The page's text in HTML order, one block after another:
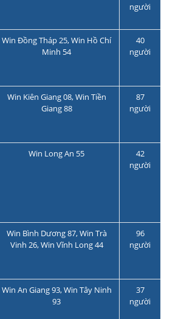
người
Win Đồng Tháp 25, Win Hồ Chí
Minh 54
40
người
Win Kiên Giang 08, Win Tiền
Giang 88
87
người
Win Long An 55
42
người
Win Bình Dương 87, Win Trà
Vinh 26, Win Vĩnh Long 44
96
người
Win An Giang 93, Win Tây Ninh
93
37
người